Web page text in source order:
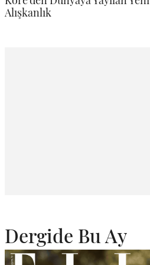
Alışkanlık
Dergide Bu Ay